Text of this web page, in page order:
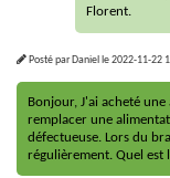
Florent.
Posté parDanielle2022-11-22
Bonjour, J'ai acheté
remplacer une
défectueuse. Lors du
régulièrement. Quel